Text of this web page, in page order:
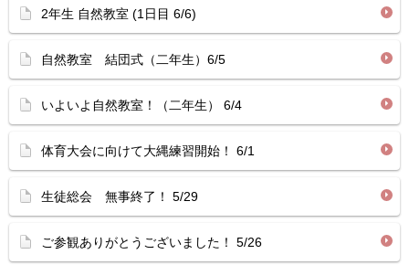
2年生 自然教室 (1日目 6/6)
自然教室 結団式（二年生）6/5
いよいよ自然教室！（二年生） 6/4
体育大会に向けて大縄練習開始！ 6/1
生徒総会 無事終了！ 5/29
ご参観ありがとうございました！ 5/26